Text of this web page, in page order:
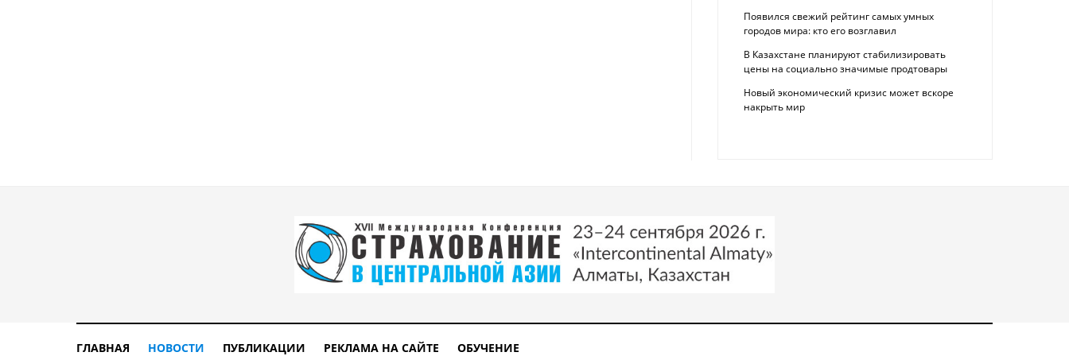
Появился свежий рейтинг самых умных
городов мира: кто его возглавил
В Казахстане планируют стабилизировать
цены на социально значимые продтовары
Новый экономический кризис может вскоре
накрыть мир
ГЛАВНАЯ НОВОСТИ ПУБЛИКАЦИИ РЕКЛАМА НА САЙТЕ ОБУЧЕНИЕ